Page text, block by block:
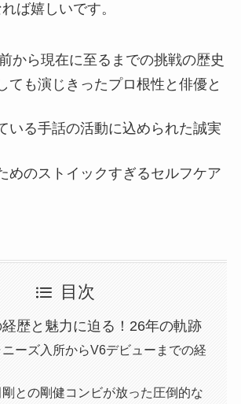
ば嬉しいです。
から現在に至るまでの挑戦の歴史
ても演じきったプロ根性と俳優と
いる手話の活動に込められた誠実
めのストイックすぎるセルフケア
目次
歴と魅力に迫る！26年の軌跡
ニーズ入所からV6デビューまでの経
との剛健コンビが放った圧倒的な